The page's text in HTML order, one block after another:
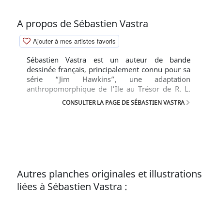
A propos de Sébastien Vastra
Ajouter à mes artistes favoris
Sébastien Vastra est un auteur de bande
dessinée français, principalement connu pour sa
série “Jim Hawkins”, une adaptation
anthropomorphique de l'Ile au Trésor de R. L.
CONSULTER LA PAGE DE SÉBASTIEN VASTRA
Autres planches originales et illustrations
liées à Sébastien Vastra :